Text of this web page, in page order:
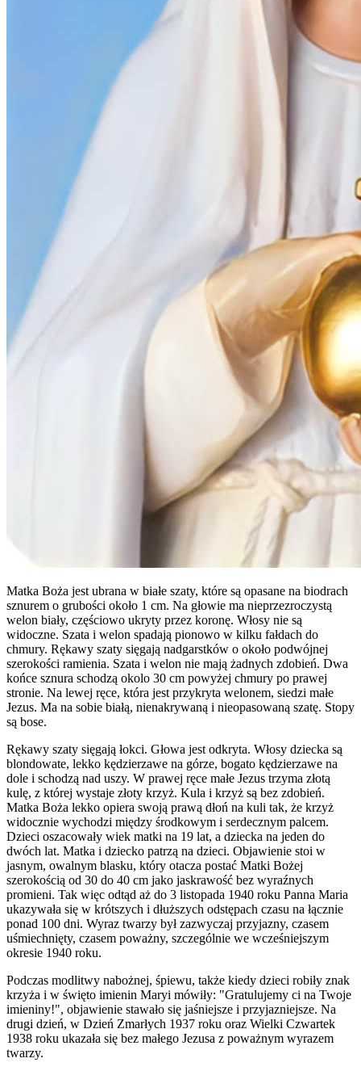
Matka Boża jest ubrana w białe szaty, które są opasane na biodrach
sznurem o grubości około 1 cm. Na głowie ma nieprzezroczystą
welon biały, częściowo ukryty przez koronę. Włosy nie są
widoczne. Szata i welon spadają pionowo w kilku fałdach do
chmury. Rękawy szaty sięgają nadgarstków o około podwójnej
szerokości ramienia. Szata i welon nie mają żadnych zdobień. Dwa
końce sznura schodzą okolo 30 cm powyżej chmury po prawej
stronie. Na lewej ręce, która jest przykryta welonem, siedzi małe
Jezus. Ma na sobie białą, nienakrywaną i nieopasowaną szatę. Stopy
są bose.
Rękawy szaty sięgają łokci. Głowa jest odkryta. Włosy dziecka są
blondowate, lekko kędzierzawe na górze, bogato kędzierzawe na
dole i schodzą nad uszy. W prawej ręce małe Jezus trzyma złotą
kulę, z której wystaje złoty krzyż. Kula i krzyż są bez zdobień.
Matka Boża lekko opiera swoją prawą dłoń na kuli tak, że krzyż
widocznie wychodzi między środkowym i serdecznym palcem.
Dzieci oszacowały wiek matki na 19 lat, a dziecka na jeden do
dwóch lat. Matka i dziecko patrzą na dzieci. Objawienie stoi w
jasnym, owalnym blasku, który otacza postać Matki Bożej
szerokością od 30 do 40 cm jako jaskrawość bez wyraźnych
promieni. Tak więc odtąd aż do 3 listopada 1940 roku Panna Maria
ukazywała się w krótszych i dłuższych odstępach czasu na łącznie
ponad 100 dni. Wyraz twarzy był zazwyczaj przyjazny, czasem
uśmiechnięty, czasem poważny, szczególnie we wcześniejszym
okresie 1940 roku.
Podczas modlitwy nabożnej, śpiewu, także kiedy dzieci robiły znak
krzyża i w święto imienin Maryi mówiły: "Gratulujemy ci na Twoje
imieniny!", objawienie stawało się jaśniejsze i przyjazniejsze. Na
drugi dzień, w Dzień Zmarłych 1937 roku oraz Wielki Czwartek
1938 roku ukazała się bez małego Jezusa z poważnym wyrazem
twarzy.